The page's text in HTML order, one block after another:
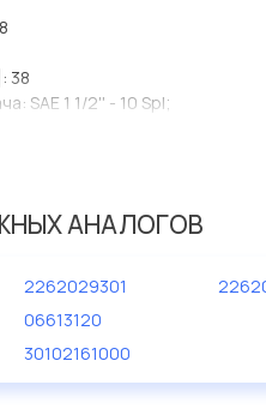
38
SAE 1 1/2'' - 10 Spl;
АНАЛОГОВ
2262029301
06613120
30102161000